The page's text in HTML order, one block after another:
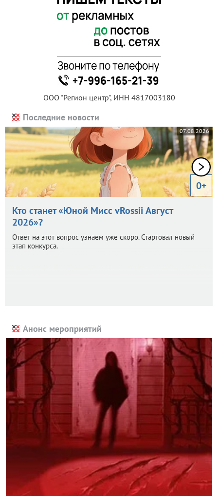
ООО "Регион центр", ИНН 4817003180
Последние новости
07.08.2026
0+
Кто станет «Юной Мисс vRossii Август
2026»?
Ответ на этот вопрос узнаем уже скоро. Стартовал новый
этап конкурса.
Анонс мероприятий